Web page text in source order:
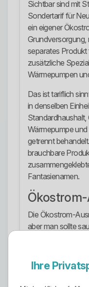
Sichtbar sind mit
Sondertarif für
ein eigener
Grundversorgung,
separates
zusätzliche
Wärmepumpen
Das ist tariflich
in denselben
Wärmepumpe
getrennt
brauchbare
Fantasienamen.
Die Ökostrom-
aber man sollte
100 Prozent
Ihre